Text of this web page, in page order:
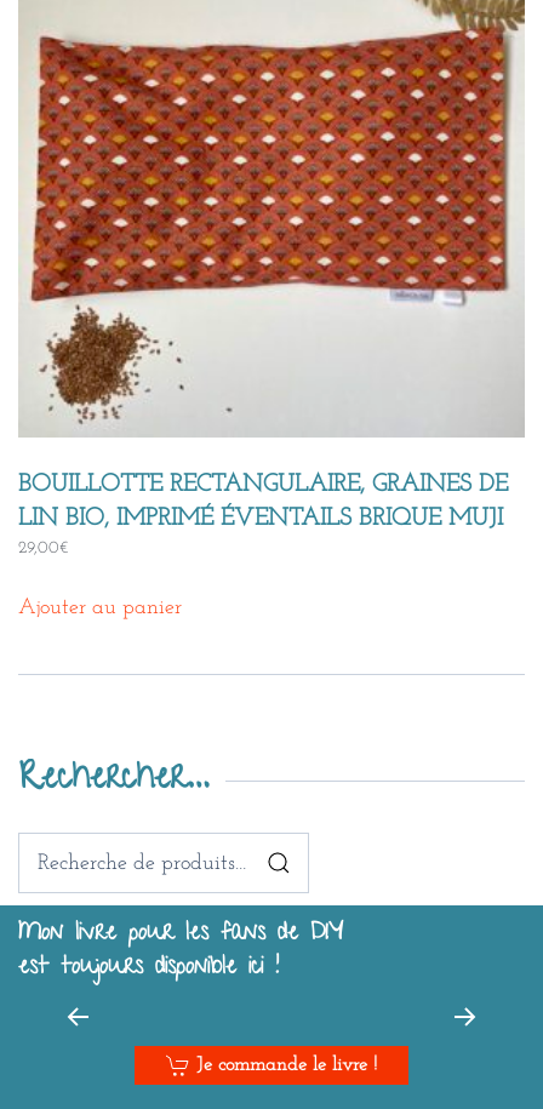
BOUILLOTTE RECTANGULAIRE, GRAINES DE
LIN BIO, IMPRIMÉ ÉVENTAILS BRIQUE MUJI
29,00€
Ajouter au panier
Rechercher…
Recherche
Mon livre pour les fans de DIY
est toujours disponible ici !
Je commande le livre !